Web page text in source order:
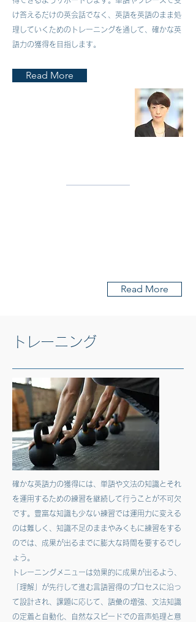
け答えるだけの英会話でなく、英語を英語のまま処
理していくためのトレーニングを通して、確かな英
語力の獲得を目指します。
Read More
Read More
トレーニング
確かな英語力の獲得には、単語や文法の知識とそれ
を運用するための練習を継続して行うことが不可欠
です。 豊富な知識も少ない練習では運用力に変える
のは難しく、知識不足のままやみくもに練習をする
のでは、成果が出るまでに膨大な時間を要するでし
ょう。
トレーニングメニューは効果的に成果が出るよう、
「理解」が先行して進む言語習得のプロセスに沿っ
て設計され、課題に応じて、語彙の増強、文法知識
の定着と自動化、自然なスピードでの音声処理と意